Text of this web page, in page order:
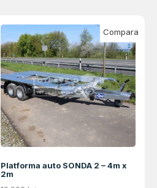
Platforma auto SONDA 2 – 4m x
2m
Compara